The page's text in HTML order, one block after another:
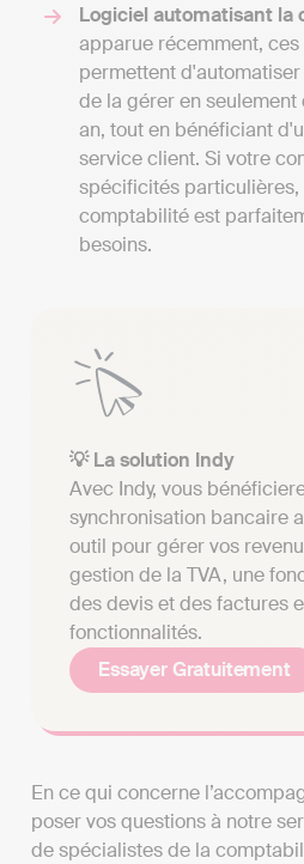
Logiciel automatisant la
apparue récemment,
permettent
de la gérer en
an, tout en bénéficiant
service client. Si votre
spécificités
comptabilité est
besoins.
💡 La solution Indy
Avec Indy, vous
synchronisation bancaire
outil pour gérer vos
gestion de la TVA, une
des devis et des factures
fonctionnalités.
Essayer Gratuitement
En ce qui concerne
poser vos questions à notre
de spécialistes de la